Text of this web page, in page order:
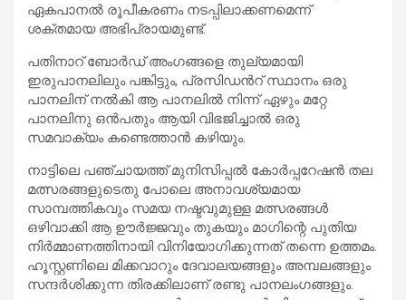
ഏകപാനൽ രൂപീകരണം നടപ്പിലാക്കണമെന്ന്
ശക്തമായ അഭിപ്രായമുണ്ട്.
പതിനാറ് ബോർഡ് അംഗങ്ങളെ തുല്യമായി
ഇരുപാനലിലും പങ്കിട്ടും, പ്രസിഡൻറ് സ്ഥാനം ഒരു
പാനലിന് നൽകി ആ പാനലിൽ നിന്ന് ഏഴും മറ്റേ
പാനലിനു ഒൻപതും ആയി വിഭജിച്ചാൽ ഒരു
സമവാക്യം കണ്ടെത്താൻ കഴിയും.
നാട്ടിലെ പഞ്ചായത്ത് മുനിസിപ്പൽ കോർപ്പറേഷൻ തല
മത്സരങ്ങളുടെതു പോലെ അനാവശ്യമായ
സാമ്പത്തികവും സമയ നഷ്ടവുമുള്ള മത്സരങ്ങൾ
ഒഴിവാക്കി ആ ഊർജ്ജവും തുകയും മാഗിന്റെ പുതിയ
നിർമ്മാണത്തിനായി വിനിയോഗിക്കുന്നത് തന്നെ ഉത്തമം.
ഹൂസ്റ്റണിലെ മിക്കവാറും ദേവാലയങ്ങളും അമ്പലങ്ങളും
സന്ദർശിക്കുന്ന തിരക്കിലാണ് രണ്ടു പാനലംഗങ്ങളും.